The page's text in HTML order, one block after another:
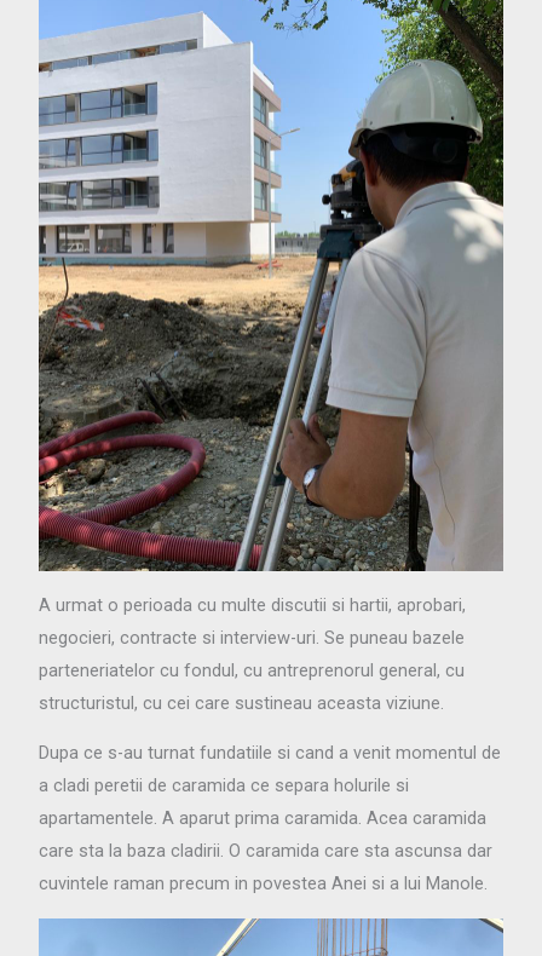
A urmat o perioada cu multe discutii si hartii, aprobari,
negocieri, contracte si interview-uri. Se puneau bazele
parteneriatelor cu fondul, cu antreprenorul general, cu
structuristul, cu cei care sustineau aceasta viziune.
Dupa ce s-au turnat fundatiile si cand a venit momentul de
a cladi peretii de caramida ce separa holurile si
apartamentele. A aparut prima caramida. Acea caramida
care sta la baza cladirii. O caramida care sta ascunsa dar
cuvintele raman precum in povestea Anei si a lui Manole.